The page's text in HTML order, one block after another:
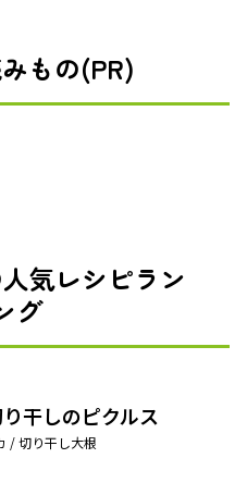
もの(PR)
気レシピラン
グ
干しのピクルス
/ 切り干し大根